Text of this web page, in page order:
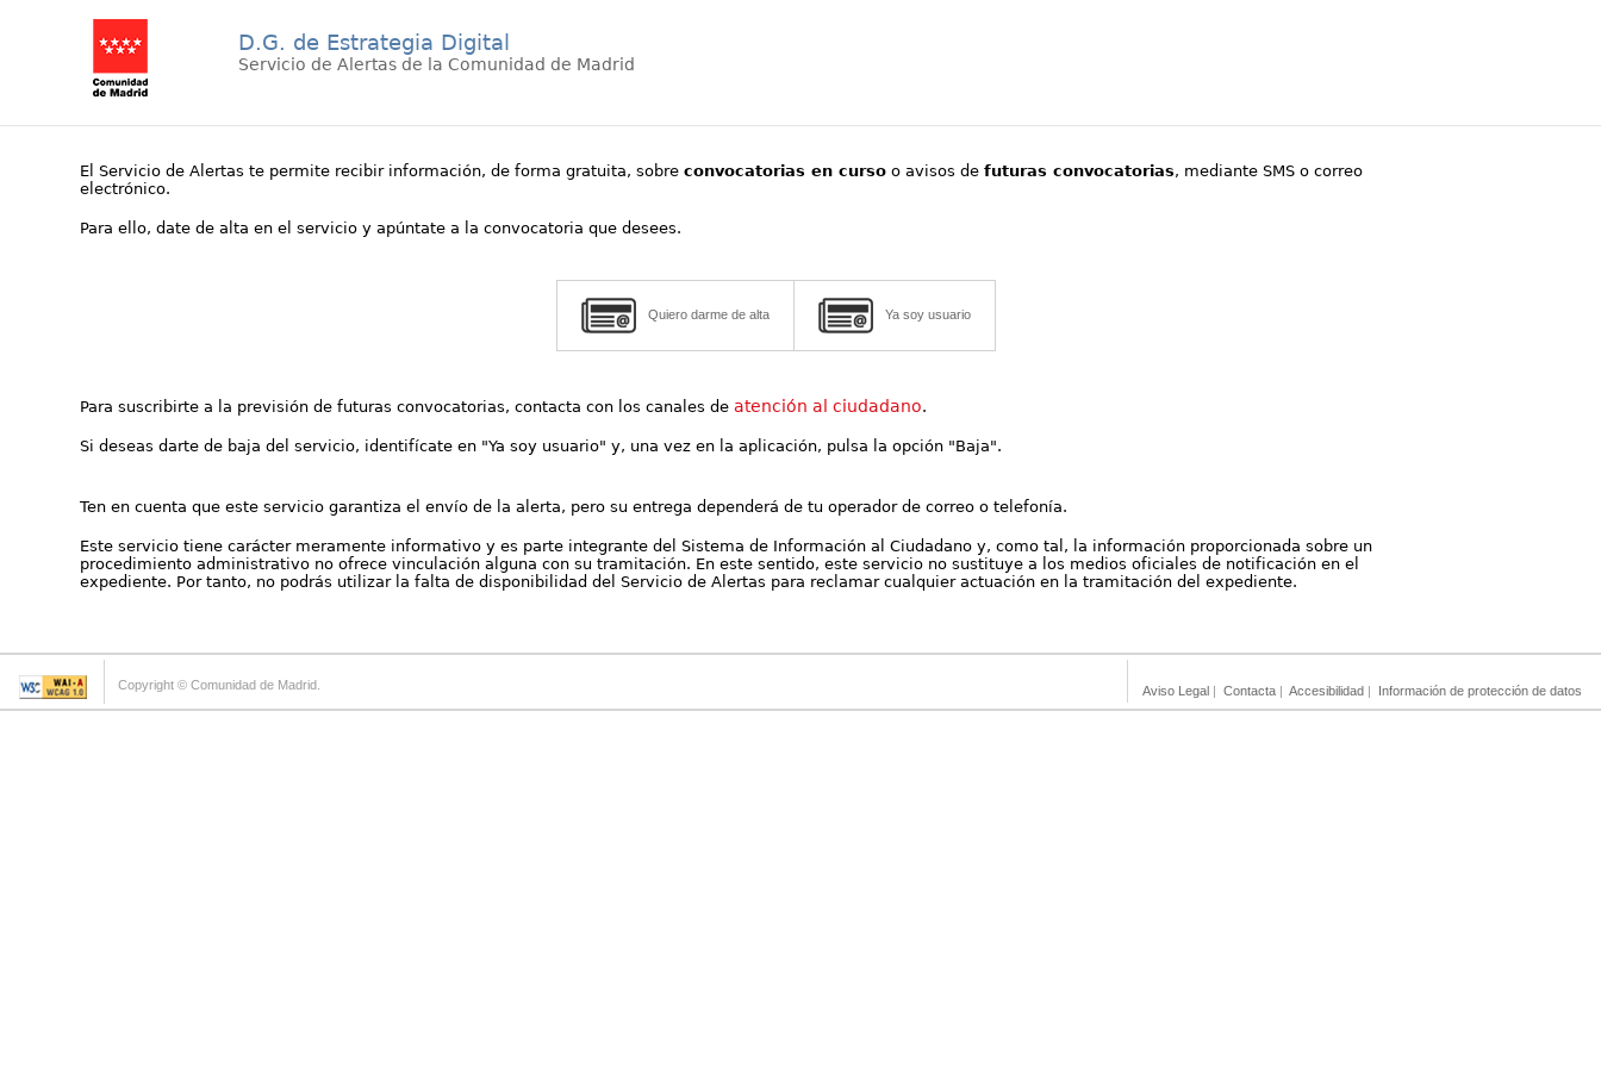
D.G. de Estrategia Digital
Servicio de Alertas de la Comunidad de Madrid
El Servicio de Alertas te permite recibir información, de forma gratuita, sobreconvocatorias en curso o avisos defuturas convocatorias, mediante SMS o correo
electrónico.
Para ello, date de alta en el servicio y apúntate a la convocatoria que desees.
Quiero darme de alta Ya soy usuario
Para suscribirte a la previsión de futuras convocatorias, contacta con los canales deatención al ciudadano.
Si deseas darte de baja del servicio, identifícate en "Ya soy usuario" y, una vez en la aplicación, pulsa la opción "Baja".
Ten en cuenta que este servicio garantiza el envío de la alerta, pero su entrega dependerá de tu operador de correo o telefonía.
Este servicio tiene carácter meramente informativo y es parte integrante del Sistema de Información al Ciudadano y, como tal, la información proporcionada sobre un
procedimiento administrativo no ofrece vinculación alguna con su tramitación. En este sentido, este servicio no sustituye a los medios oficiales de notificación en el
expediente. Por tanto, no podrás utilizar la falta de disponibilidad del Servicio de Alertas para reclamar cualquier actuación en la tramitación del expediente.
Copyright © Comunidad de Madrid. Aviso Legal | Contacta | Accesibilidad | Información de protección de datos